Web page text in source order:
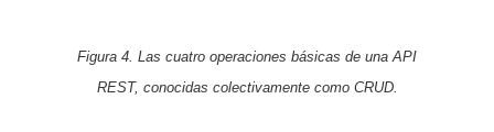
Figura 4. Las cuatro operaciones básicas de una API
REST, conocidas colectivamente como CRUD.